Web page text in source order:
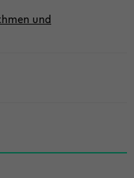
und